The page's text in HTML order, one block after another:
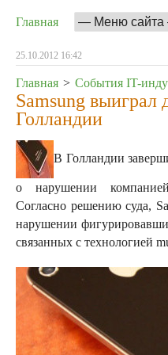
Главная
25.10.2012 16:42
Главная > События IT-
Samsung выиграл
Голландии
В Голландии
о нарушении
Согласно решению суда,
нарушении
связанных с технологией